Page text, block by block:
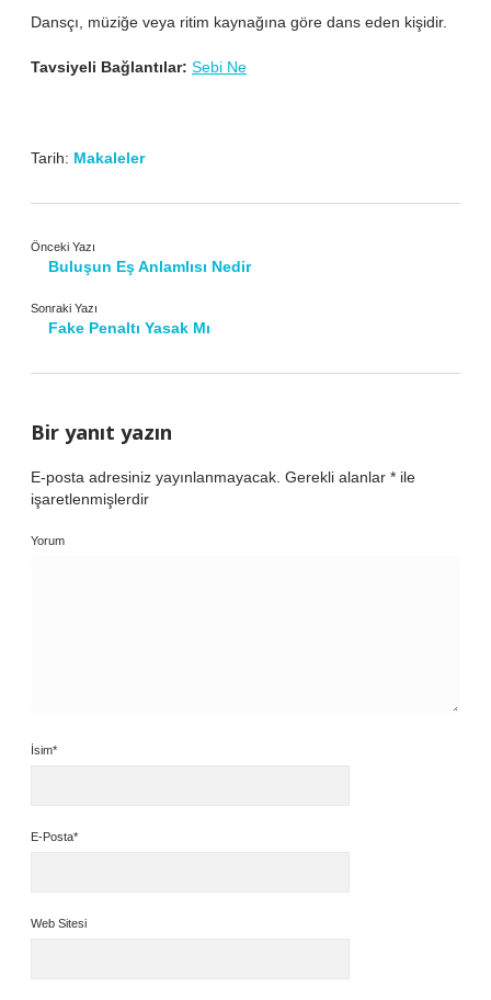
Dansçı, müziğe veya ritim kaynağına göre dans eden kişidir.
Tavsiyeli Bağlantılar: Sebi Ne
Tarih: Makaleler
Önceki Yazı
Buluşun Eş Anlamlısı Nedir
Sonraki Yazı
Fake Penaltı Yasak Mı
Bir yanıt yazın
E-posta adresiniz yayınlanmayacak. Gerekli alanlar * ile
işaretlenmişlerdir
Yorum
İsim*
E-Posta*
Web Sitesi